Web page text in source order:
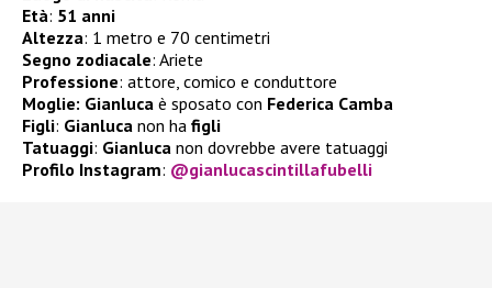
Età: 51 anni
Altezza: 1 metro e 70 centimetri
Segno zodiacale: Ariete
Professione: attore, comico e conduttore
Moglie: Gianluca è sposato con Federica Camba
Figli: Gianluca non ha figli
Tatuaggi: Gianluca non dovrebbe avere tatuaggi
Profilo Instagram: @gianlucascintillafubelli